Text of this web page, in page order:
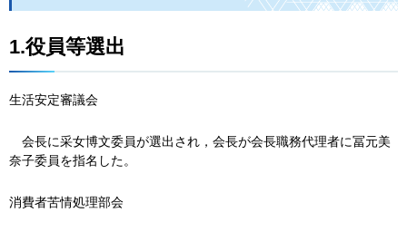
1.役員等選出
生活安定審議会
会長に采女博文委員が選出され，会長が会長職務代理者に冨元美
奈子委員を指名した。
消費者苦情処理部会